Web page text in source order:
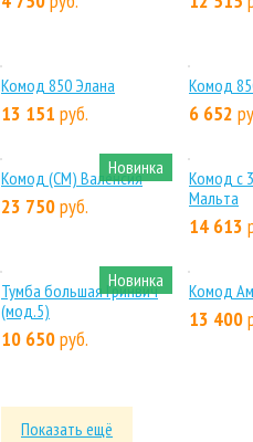
Тумба Рокси П6.948.0.04
36 860руб.
32
Новинка
Тумба прикроватная
подвесная Лаура (мод.3)